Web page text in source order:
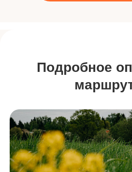
Подробное